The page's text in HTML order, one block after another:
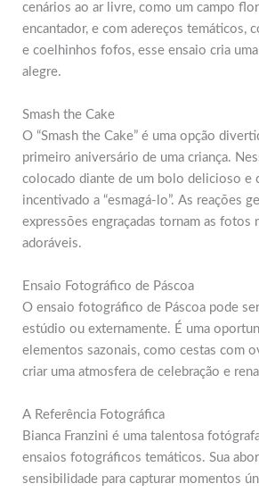
cenários ao ar livre, como um campo
encantador, e com adereços temáticos,
e coelhinhos fofos, esse ensaio cria
alegre.
Smash the Cake
O “Smash the Cake” é uma opção
primeiro aniversário de uma criança.
colocado diante de um bolo delicioso e
incentivado a “esmagá-lo”. As reações
expressões engraçadas tornam as fotos
adoráveis.
Ensaio Fotográfico de Páscoa
O ensaio fotográfico de Páscoa pode
estúdio ou externamente. É uma
elementos sazonais, como cestas com
criar uma atmosfera de celebração e
A Referência Fotográfica
Bianca Franzini é uma talentosa
ensaios fotográficos temáticos. Sua
sensibilidade para capturar momentos